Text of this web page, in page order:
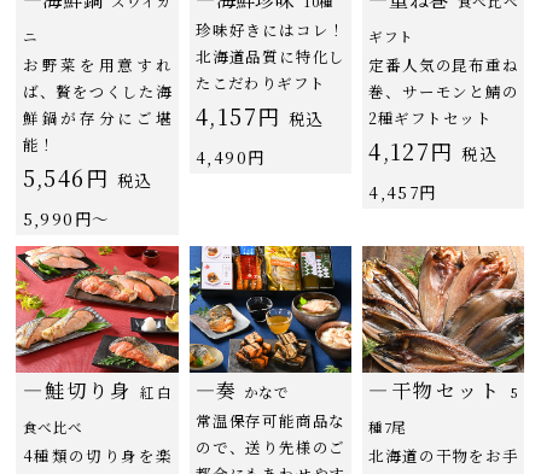
ニ
お野菜を用意すれ
ば、贅をつくした海
鮮鍋が存分にご堪
能！
5,546円 税込
5,990円〜
珍味好きにはコレ！
北海道品質に特化し
たこだわりギフト
4,157円 税込
4,490円
ギフト
定番人気の昆布重ね
巻、サーモンと鯖の
2種ギフトセット
4,127円 税込
4,457円
―鮭切り身
紅白
食べ比べ
4種類の切り身を楽
―奏 かなで
常温保存可能商品な
ので、送り先様のご
―干物セット
5
種7尾
北海道の干物をお手